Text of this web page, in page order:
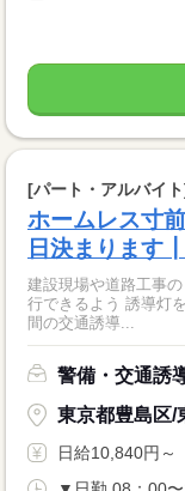
[パート・アルバイ
ホームレス寸
日決まります
建設現場や道路工事の 「交
行できるよう 誘導灯を振って案内！ ▼働
間の交通誘導...
警備・交通誘
東京都豊島区/
日給10,840円～